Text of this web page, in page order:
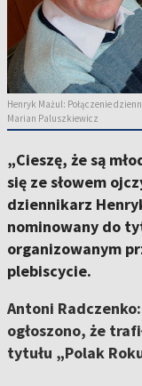
Henryk Mażul: Połączenie
Marian Paluszkiewicz
„Cieszę, że są
się ze słowem
dziennikarz
nominowany do
organizowanym
plebiscycie.
Antoni
ogłoszono, że
tytułu „Polak